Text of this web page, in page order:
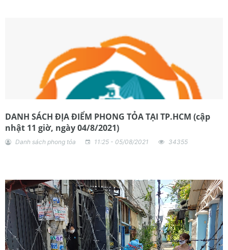
DANH SÁCH ĐỊA ĐIỂM PHONG TỎA TẠI TP.HCM (cập
nhật 11 giờ, ngày 04/8/2021)
Danh sách phong tỏa 11:25 - 05/08/2021 34355